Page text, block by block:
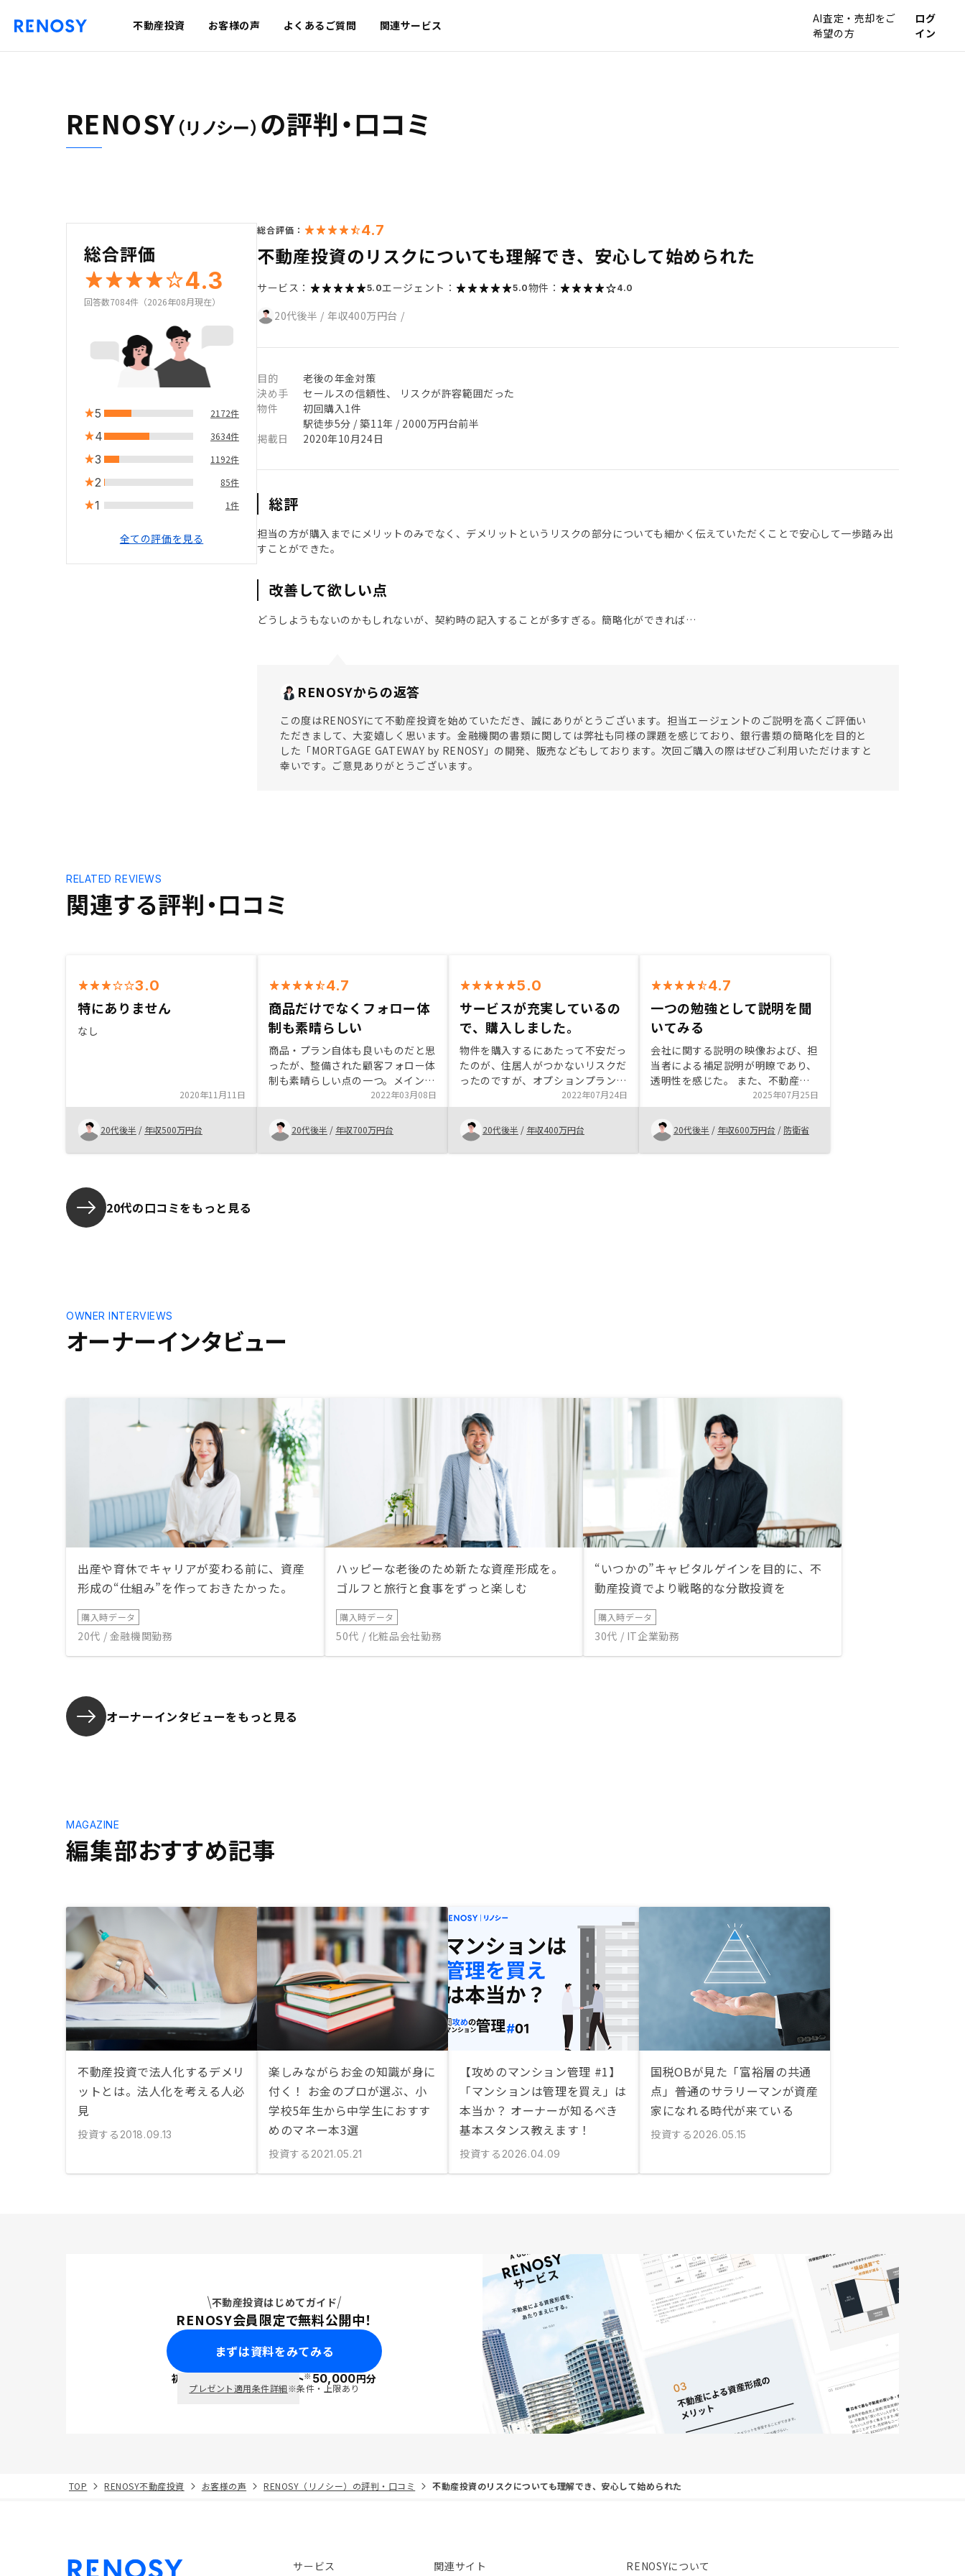
不動産投資 お客様の声 よくあるご質問 関連サービス
AI査定・売却をご
希望の方
ログ
イン
RENOSY（リノシー） の評判・口コミ
総合評価
4.3
回答数7084件（2026年08月現在）
5 2172件
4 3634件
3 1192件
2 85件
1 1件
全ての評価を見る
総合評価： 4.7
不動産投資のリスクについても理解でき、安心して始められた
サービス： 5.0エージェント： 5.0物件： 4.0
20代後半 / 年収400万円台 /
目的
老後の年金対策
決め手
セールスの信頼性、 リスクが許容範囲だった
物件
初回購入1件
駅徒歩5分 / 築11年 / 2000万円台前半
掲載日
2020年10月24日
総評
担当の方が購入までにメリットのみでなく、デメリットというリスクの部分についても細かく伝えていただくことで安心して一歩踏み出
すことができた。
改善して欲しい点
どうしようもないのかもしれないが、契約時の記入することが多すぎる。簡略化ができれば…
RENOSYからの返答
この度はRENOSYにて不動産投資を始めていただき、誠にありがとうございます。担当エージェントのご説明を高くご評価い
ただきまして、大変嬉しく思います。金融機関の書類に関しては弊社も同様の課題を感じており、銀行書類の簡略化を目的と
した「MORTGAGE GATEWAY by RENOSY」の開発、販売などもしております。次回ご購入の際はぜひご利用いただけますと
幸いです。ご意見ありがとうございます。
関連する評判・口コミ
RELATED REVIEWS
3.0
特にありません
なし
2020年11月11日
20代後半 / 年収500万円台
4.7
商品だけでなくフォロー体
制も素晴らしい
商品・プラン自体も良いものだと思
ったが、整備された顧客フォロー体
制も素晴らしい点の一つ。メイン担
当が対応できない場面でも、別の人
間から迅速にサポートが入るので、
緊急の連絡が必要な場合でも非常に
心強い。
2022年03月08日
20代後半 / 年収700万円台
5.0
サービスが充実しているの
で、購入しました。
物件を購入するにあたって不安だっ
たのが、住居人がつかないリスクだ
ったのですが、オプションプランを
つければカバーできることを知っ
て、購入に至った。あとは担当営業
の方の真摯な対応に信頼することが
でき、最終的に購入に至った。
2022年07月24日
20代後半 / 年収400万円台
4.7
一つの勉強として説明を聞
いてみる
会社に関する説明の映像および、担
当者による補足説明が明瞭であり、
透明性を感じた。 また、不動産投
資に関する以前までの印象であった
り、リスクに関する説明や保証、こ
ちらの疑問点についても濁すことな
くありのまま受け答えしてもらえ信
頼が持てた。
2025年07月25日
20代後半 / 年収600万円台 / 防衛省
20代の口コミをもっと見る
オーナーインタビュー
OWNER INTERVIEWS
出産や育休でキャリアが変わる前に、資産
形成の“仕組み”を作っておきたかった。
購入時データ
20代 / 金融機関勤務
ハッピーな老後のため新たな資産形成を。
ゴルフと旅行と食事をずっと楽しむ
購入時データ
50代 / 化粧品会社勤務
“いつかの”キャピタルゲインを目的に、不
動産投資でより戦略的な分散投資を
購入時データ
30代 / IT企業勤務
オーナーインタビューをもっと見る
編集部おすすめ記事
MAGAZINE
不動産投資で法人化するデメリ
ットとは。法人化を考える人必
見
投資する 2018.09.13
楽しみながらお金の知識が身に
付く！ お金のプロが選ぶ、小
学校5年生から中学生におすす
めのマネー本3選
投資する 2021.05.21
【攻めのマンション管理 #1】
「マンションは管理を買え」は
本当か？ オーナーが知るべき
基本スタンス教えます！
投資する 2026.04.09
国税OBが見た「富裕層の共通
点」――普通のサラリーマンが資産
家になれる時代が来ている
投資する 2026.05.15
不動産投資はじめてガイド
RENOSY会員限定で無料公開中！
まずは資料をみてみる
初回面談で ポイント※50,000円分
プレゼント適用条件詳細※条件・上限あり
TOP RENOSY不動産投資 お客様の声 RENOSY（リノシー）の評判・口コミ 不動産投資のリスクについても理解でき、安心して始められた
サービス
関連サイト
RENOSYについて